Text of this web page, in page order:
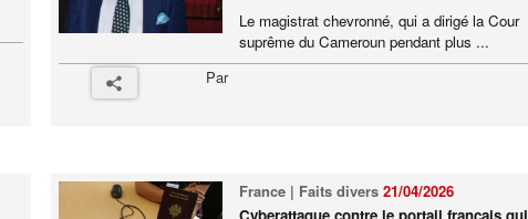
Le magistrat chevronné, qui a dirigé la Cour
suprême du Cameroun pendant plus ...
Par
France | Faits divers 21/04/2026